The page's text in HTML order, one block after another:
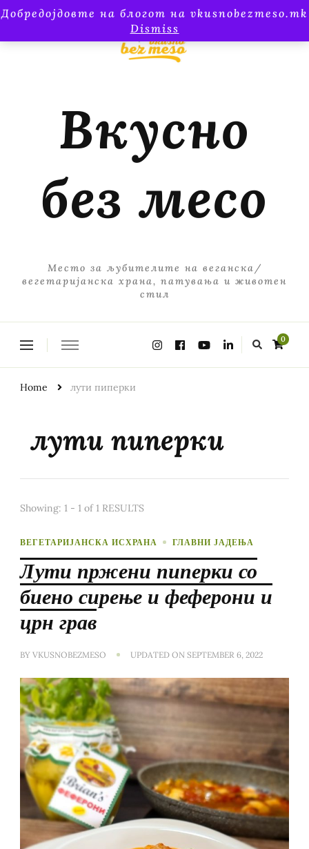
Добредојдовте на блогот на vkusnobezmeso.mk
Dismiss
Вкусно
без месо
Место за љубителите на веганска/
вегетаријанска храна, патувања и животен
стил
0
Home лути пиперки
лути пиперки
Showing: 1 - 1 of 1 RESULTS
ВЕГЕТАРИЈАНСКА ИСХРАНА ГЛАВНИ ЈАДЕЊА
Лути пржени пиперки со
биено сирење и феферони и
црн грав
BY VKUSNOBEZMESO UPDATED ON SEPTEMBER 6, 2022